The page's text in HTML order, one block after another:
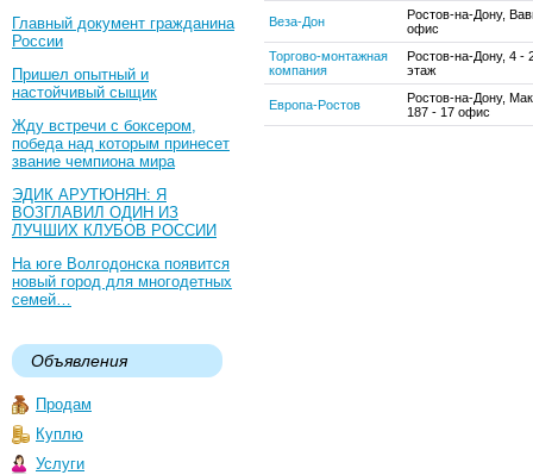
Главный документ гражданина
России
Пришел опытный и
настойчивый сыщик
Жду встречи с боксером,
победа над которым принесет
звание чемпиона мира
ЭДИК АРУТЮНЯН: Я
ВОЗГЛАВИЛ ОДИН ИЗ
ЛУЧШИХ КЛУБОВ РОССИИ
На юге Волгодонска появится
новый город для многодетных
семей…
Объявления
Продам
Куплю
Услуги
Веза-Дон
Ростов-на-Дону,
офис
Торгово-монтажная
компания
Ростов-на-Дону, 4 -
этаж
Европа-Ростов
Ростов-на-Дону,
187 - 17 офис